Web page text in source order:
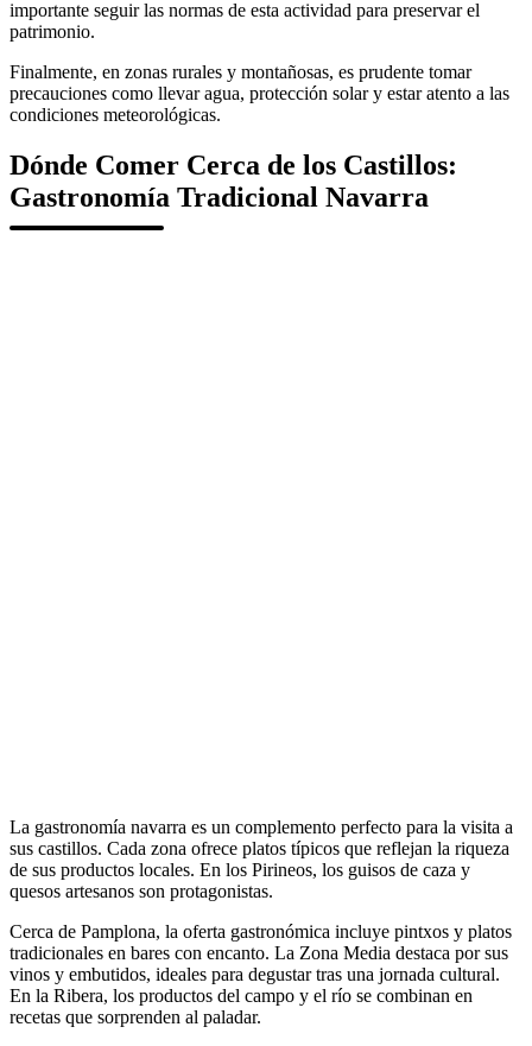
importante seguir las normas de esta actividad para preservar el
patrimonio.
Finalmente, en zonas rurales y montañosas, es prudente tomar
precauciones como llevar agua, protección solar y estar atento a las
condiciones meteorológicas.
Dónde Comer Cerca de los Castillos:
Gastronomía Tradicional Navarra
La gastronomía navarra es un complemento perfecto para la visita a
sus castillos. Cada zona ofrece platos típicos que reflejan la riqueza
de sus productos locales. En los Pirineos, los guisos de caza y
quesos artesanos son protagonistas.
Cerca de Pamplona, la oferta gastronómica incluye pintxos y platos
tradicionales en bares con encanto. La Zona Media destaca por sus
vinos y embutidos, ideales para degustar tras una jornada cultural.
En la Ribera, los productos del campo y el río se combinan en
recetas que sorprenden al paladar.